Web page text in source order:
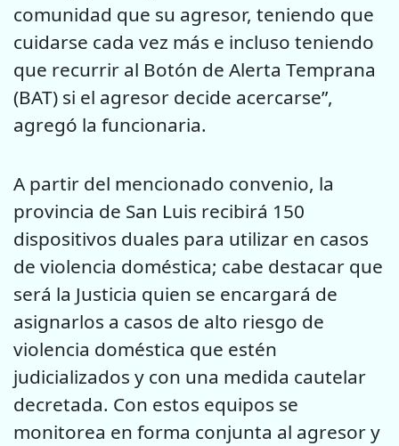
comunidad que su agresor, teniendo que
cuidarse cada vez más e incluso teniendo
que recurrir al Botón de Alerta Temprana
(BAT) si el agresor decide acercarse”,
agregó la funcionaria.
A partir del mencionado convenio, la
provincia de San Luis recibirá 150
dispositivos duales para utilizar en casos
de violencia doméstica; cabe destacar que
será la Justicia quien se encargará de
asignarlos a casos de alto riesgo de
violencia doméstica que estén
judicializados y con una medida cautelar
decretada. Con estos equipos se
monitorea en forma conjunta al agresor y